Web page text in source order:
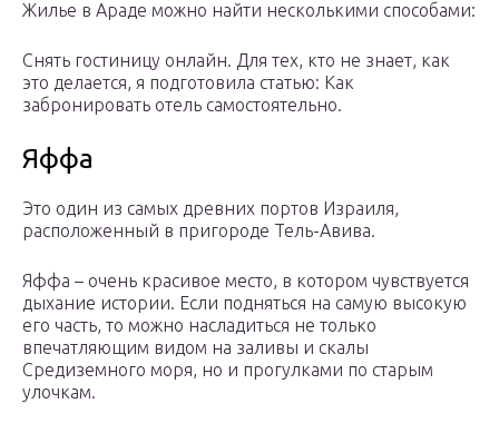
Жилье в Араде можно найти несколькими способами:
Снять гостиницу онлайн. Для тех, кто не знает, как
это делается, я подготовила статью: Как
забронировать отель самостоятельно.
Яффа
Это один из самых древних портов Израиля,
расположенный в пригороде Тель-Авива.
Яффа – очень красивое место, в котором чувствуется
дыхание истории. Если подняться на самую высокую
его часть, то можно насладиться не только
впечатляющим видом на заливы и скалы
Средиземного моря, но и прогулками по старым
улочкам.